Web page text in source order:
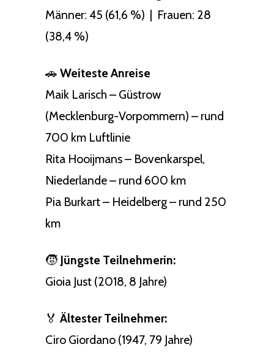
Männer: 45 (61,6 %) | Frauen: 28
(38,4 %)
🚗 Weiteste Anreise
Maik Larisch – Güstrow
(Mecklenburg-Vorpommern) – rund
700 km Luftlinie
Rita Hooijmans – Bovenkarspel,
Niederlande – rund 600 km
Pia Burkart – Heidelberg – rund 250
km
🧒 Jüngste Teilnehmerin:
Gioia Just (2018, 8 Jahre)
🏅 Ältester Teilnehmer:
Ciro Giordano (1947, 79 Jahre)